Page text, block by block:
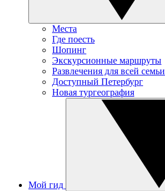
Места
Где поесть
Шопинг
Экскурсионные маршруты
Развлечения для всей семьи
Доступный Петербург
Новая тургеография
Мой гид